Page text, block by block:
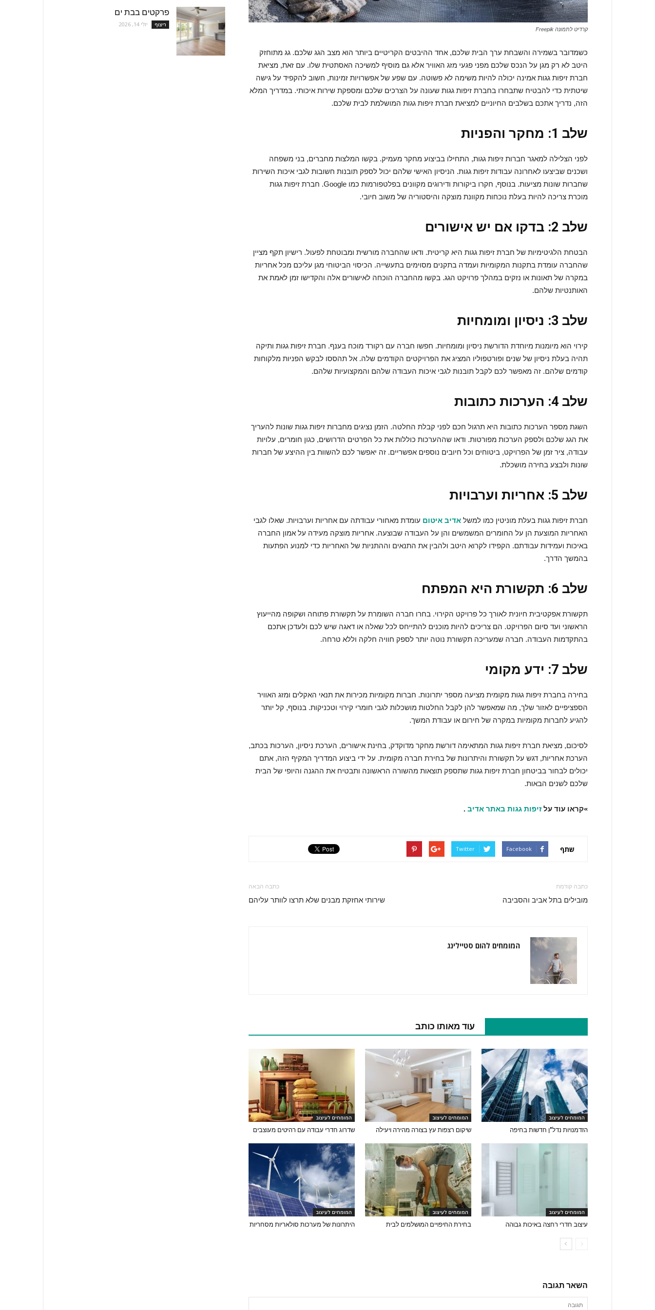
קרדיט לתמונה Freepik
כשמדובר בשמירה והשבחת ערך הבית שלכם, אחד ההיבטים הקריטיים ביותר הוא מצב הגג שלכם. גג מתוחזק
היטב לא רק מגן על הנכס שלכם מפני פגעי מזג האוויר אלא גם מוסיף למשיכה האסתטית שלו. עם זאת, מציאת
חברת זיפות גגות אמינה יכולה להיות משימה לא פשוטה. עם שפע של אפשרויות זמינות, חשוב להקפיד על גישה
שיטתית כדי להבטיח שתבחרו בחברת זיפות גגות שעונה על הצרכים שלכם ומספקת שירות איכותי. במדריך המלא
הזה, נדריך אתכם בשלבים החיוניים למציאת חברת זיפות גגות המושלמת לבית שלכם.
שלב 1: מחקר והפניות
לפני הצלילה למאגר חברות זיפות גגות, התחילו בביצוע מחקר מעמיק. בקשו המלצות מחברים, בני משפחה
ושכנים שביצעו לאחרונה עבודות זיפות גגות. הניסיון האישי שלהם יכול לספק תובנות חשובות לגבי איכות השירות
שחברות שונות מציעות. בנוסף, חקרו ביקורות ודירוגים מקוונים בפלטפורמות כמו Google. חברת זיפות גגות
מוכרת צריכה להיות בעלת נוכחות מקוונת מוצקה והיסטוריה של משוב חיובי.
שלב 2: בדקו אם יש אישורים
הבטחת הלגיטימיות של חברת זיפות גגות היא קריטית. ודאו שהחברה מורשית ומבוטחת לפעול. רישיון תקף מציין
שהחברה עומדת בתקנות המקומיות ועמדה בתקנים מסוימים בתעשייה. הכיסוי הביטוחי מגן עליכם מכל אחריות
במקרה של תאונות או נזקים במהלך פרויקט הגג. בקשו מהחברה הוכחה לאישורים אלה והקדישו זמן לאמת את
האותנטיות שלהם.
שלב 3: ניסיון ומומחיות
קירוי הוא מיומנות מיוחדת הדורשת ניסיון ומומחיות. חפשו חברה עם רקורד מוכח בענף. חברת זיפות גגות ותיקה
תהיה בעלת ניסיון של שנים ופורטפוליו המציג את הפרויקטים הקודמים שלה. אל תהססו לבקש הפניות מלקוחות
קודמים שלהם. זה מאפשר לכם לקבל תובנות לגבי איכות העבודה שלהם והמקצועיות שלהם.
שלב 4: הערכות כתובות
השגת מספר הערכות כתובות היא תרגול חכם לפני קבלת החלטה. הזמן נציגים מחברות זיפות גגות שונות להעריך
את הגג שלכם ולספק הערכות מפורטות. ודאו שההערכות כוללות את כל הפרטים הדרושים, כגון חומרים, עלויות
עבודה, ציר זמן של הפרויקט, ביטוחים וכל חיובים נוספים אפשריים. זה יאפשר לכם להשוות בין ההיצע של חברות
שונות ולבצע בחירה מושכלת.
שלב 5: אחריות וערבויות
חברת זיפות גגות בעלת מוניטין כמו למשל אדיב איטום עומדת מאחורי עבודתה עם אחריות וערבויות. שאלו לגבי
האחריות המוצעת הן על החומרים המשמשים והן על העבודה שבוצעה. אחריות מוצקה מעידה על אמון החברה
באיכות ועמידות עבודתם. הקפידו לקרוא היטב ולהבין את התנאים וההתניות של האחריות כדי למנוע הפתעות
בהמשך הדרך.
שלב 6: תקשורת היא המפתח
תקשורת אפקטיבית חיונית לאורך כל פרויקט הקירוי. בחרו חברה השומרת על תקשורת פתוחה ושקופה מהייעוץ
הראשוני ועד סיום הפרויקט. הם צריכים להיות מוכנים להתייחס לכל שאלה או דאגה שיש לכם ולעדכן אתכם
בהתקדמות העבודה. חברה שמעריכה תקשורת נוטה יותר לספק חוויה חלקה וללא טרחה.
שלב 7: ידע מקומי
בחירה בחברת זיפות גגות מקומית מציעה מספר יתרונות. חברות מקומיות מכירות את תנאי האקלים ומזג האוויר
הספציפיים לאזור שלך, מה שמאפשר להן לקבל החלטות מושכלות לגבי חומרי קירוי וטכניקות. בנוסף, קל יותר
להגיע לחברות מקומיות במקרה של חירום או עבודת המשך.
לסיכום, מציאת חברת זיפות גגות המתאימה דורשת מחקר מדוקדק, בחינת אישורים, הערכת ניסיון, הערכות בכתב,
הערכת אחריות, דגש על תקשורת והיתרונות של בחירת חברה מקומית. על ידי ביצוע המדריך המקיף הזה, אתם
יכולים לבחור בביטחון חברת זיפות גגות שתספק תוצאות מהשורה הראשונה ותבטיח את ההגנה והיופי של הבית
שלכם לשנים הבאות.
»קראו עוד עלזיפות גגות באתר אדיב .
שתף Facebook
Twitter
כתבה קודמת
מובילים בתל אביב והסביבה
כתבה הבאה
שירותי אחזקת מבנים שלא תרצו לוותר עליהם
המומחים להום סטיילינג
עוד מאותו כותב
המומחים לעיצוב
הזדמנויות נדל"ן חדשות בחיפה
המומחים לעיצוב
שיקום רצפות עץ בצורה מהירה ויעילה
המומחים לעיצוב
שדרוג חדרי עבודה עם רהיטים מעוצבים
המומחים לעיצוב
עיצוב חדרי רחצה באיכות גבוהה
המומחים לעיצוב
בחירת החיפויים המושלמים לבית
המומחים לעיצוב
היתרונות של מערכות סולאריות מסחריות
השאר תגובה
פרקטים בבת ים
ריצוף יולי 14, 2026